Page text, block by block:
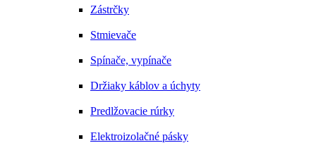
Zástrčky
Stmievače
Spínače, vypínače
Držiaky káblov a úchyty
Predlžovacie rúrky
Elektroizolačné pásky